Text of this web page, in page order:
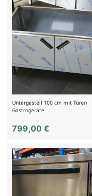
Untergestell 100 cm mit Türen
Gastrogeräte
799,00 €